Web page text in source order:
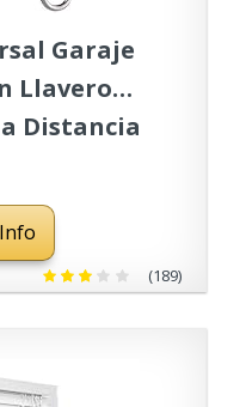
Garaje
Llavero
Distancia
(189)